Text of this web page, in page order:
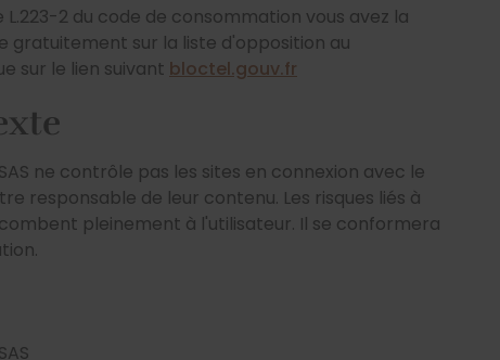
2 du code de consommation vous avez la
gratuitement sur la liste d'opposition au
sur le lien suivant bloctel.gouv.fr
SAS ne contrôle pas les sites en connexion avec le
responsable de leur contenu. Les risques liés à
pleinement à l'utilisateur. Il se conformera